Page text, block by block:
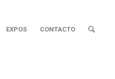
EXPOS CONTACTO